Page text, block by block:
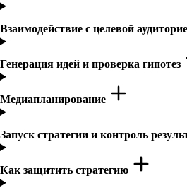
Взаимодействие с целевой
Генерация идей и проверка гипотез
Медиапланирование
Запуск стратегии и контроль
Как защитить стратегию